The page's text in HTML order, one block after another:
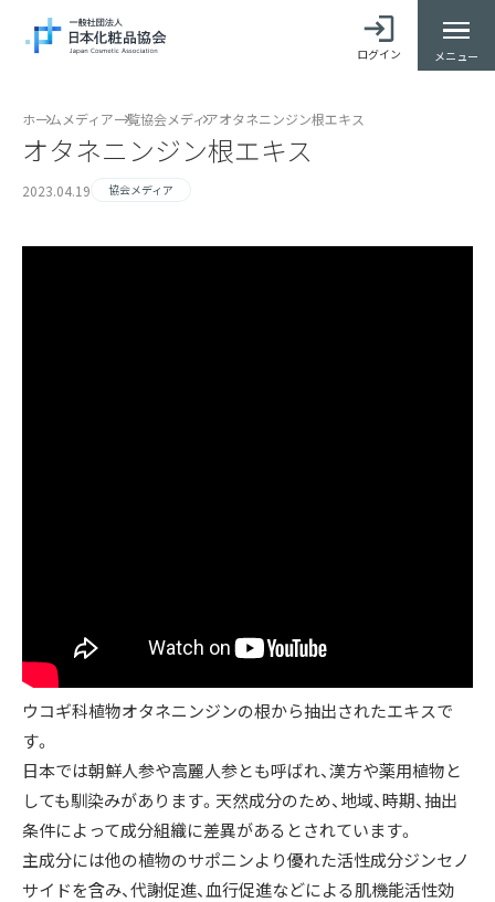
ログイン メニュー
ホーム メディア一覧協会メディアオタネニンジン根エキス
オタネニンジン根エキス
2023.04.19 協会メディア
ウコギ科植物オタネニンジンの根から抽出されたエキスで
す。
日本では朝鮮人参や高麗人参とも呼ばれ、漢方や薬用植物と
しても馴染みがあります。天然成分のため、地域、時期、抽出
条件によって成分組織に差異があるとされています。
主成分には他の植物のサポニンより優れた活性成分ジンセノ
サイドを含み、代謝促進、血行促進などによる肌機能活性効